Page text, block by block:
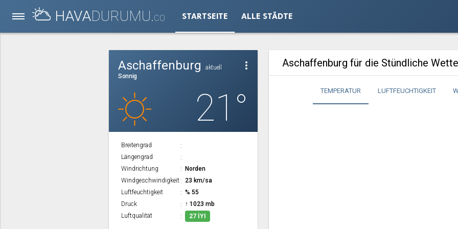
HAVADURUMU.CO STARTSEITE ALLE STÄDTE
more_vert
Aschaffenburg
aktuell
Sonnig
21°
Breitengrad
Längengrad
Windrichtung
Norden
Windgeschwindigkeit
23 km/sa
Luftfeuchtigkeit
% 55
Druck
↑ 1023 mb
Luftqualität
27 İYI
Aschaffenburg für die Stündliche
TEMPERATUR LUFTFEUCHTIGKEIT